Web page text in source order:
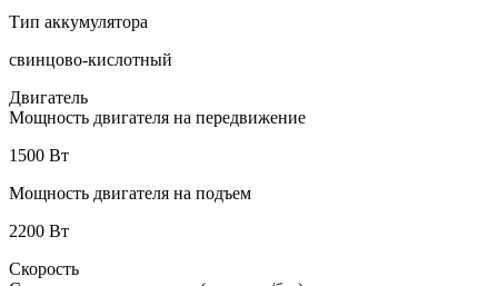
Тип аккумулятора
свинцово-кислотный
Двигатель
Мощность двигателя на передвижение
1500 Вт
Мощность двигателя на подъем
2200 Вт
Скорость